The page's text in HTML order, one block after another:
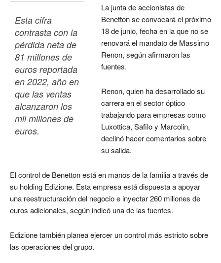
Esta cifra
contrasta con la
pérdida neta de
81 millones de
euros reportada
en 2022, año en
que las ventas
alcanzaron los
mil millones de
euros.
La junta de accionistas de
Benetton se convocará el próximo
18 de junio, fecha en la que no se
renovará el mandato de Massimo
Renon, según afirmaron las
fuentes.
Renon, quien ha desarrollado su
carrera en el sector óptico
trabajando para empresas como
Luxottica, Safilo y Marcolin,
declinó hacer comentarios sobre
su salida.
El control de Benetton está en manos de la familia a través de
su holding Edizione. Esta empresa está dispuesta a apoyar
una reestructuración del negocio e inyectar 260 millones de
euros adicionales, según indicó una de las fuentes.
Edizione también planea ejercer un control más estricto sobre
las operaciones del grupo.